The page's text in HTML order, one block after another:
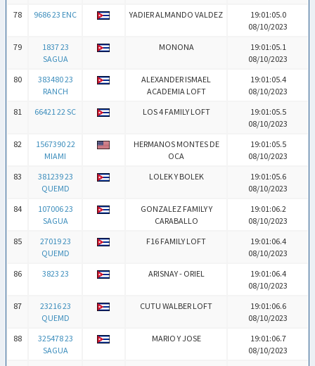
78
9686 23 ENC YADIER ALMANDO VALDEZ
19:01:05.0
08/10/2023
79
1837 23
SAGUA
MONONA
19:01:05.1
08/10/2023
80
383480 23
RANCH
ALEXANDER ISMAEL
ACADEMIA LOFT
19:01:05.4
08/10/2023
81
66421 22 SC LOS 4 FAMILY LOFT
19:01:05.5
08/10/2023
82
1567390 22
MIAMI
HERMANOS MONTES DE
OCA
19:01:05.5
08/10/2023
83
381239 23
QUEMD
LOLEK Y BOLEK
19:01:05.6
08/10/2023
84
107006 23
SAGUA
GONZALEZ FAMILY Y
CARABALLO
19:01:06.2
08/10/2023
85
27019 23
QUEMD
F16 FAMILY LOFT
19:01:06.4
08/10/2023
86
3823 23 ARISNAY - ORIEL
19:01:06.4
08/10/2023
87
23216 23
QUEMD
CUTU WALBER LOFT
19:01:06.6
08/10/2023
88
325478 23
SAGUA
MARIO Y JOSE
19:01:06.7
08/10/2023